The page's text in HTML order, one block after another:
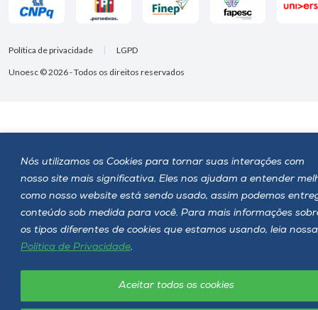
Nós utilizamos os Cookies para tornar suas interações com
nosso site mais significativa. Eles nos ajudam a entender
como nosso website está sendo usado, assim podemos
conteúdo sob medida para você. Para mais informações
os tipos diferentes de cookies que estamos usando, leia nossa
Política de Privacidade.
Aceitar todos os cookies
Unoesc © 2026 - Todos os direitos reservados
Política de privacidade LGPD